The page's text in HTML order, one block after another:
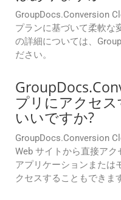
GroupDocs.Conversion
プランに基づいて柔軟な
の詳細については、
ださい。
プリにアクセ
いいですか?
GroupDocs.Conversion
Web サイトから直接ア
アプリケーションまたは
クセスすることもできま